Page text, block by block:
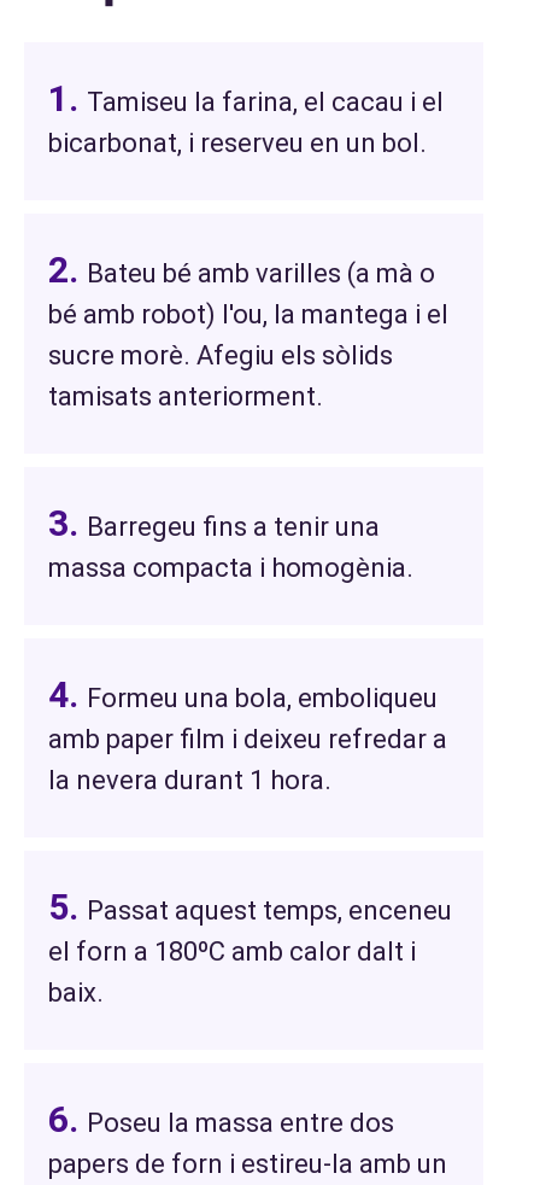
Tamiseu la farina, el cacau i el
bicarbonat, i reserveu en un bol.
Bateu bé amb varilles (a mà o
bé amb robot) l'ou, la mantega i el
sucre morè. Afegiu els sòlids
tamisats anteriorment.
Barregeu fins a tenir una
massa compacta i homogènia.
Formeu una bola, emboliqueu
amb paper film i deixeu refredar a
la nevera durant 1 hora.
Passat aquest temps, enceneu
el forn a 180ºC amb calor dalt i
baix.
Poseu la massa entre dos
papers de forn i estireu-la amb un